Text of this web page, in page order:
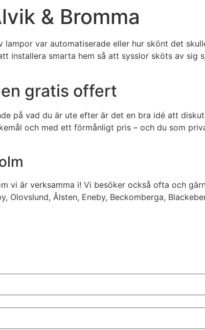
& Bromma
var automatiserade eller hur skönt det
installera smarta hem så att sysslor sköts av sig
gratis offert
på vad du är ute efter är det en bra idé att
och med ett förmånligt pris – och du som
är verksamma i! Vi besöker också ofta och
Ålsten, Eneby, Beckomberga,